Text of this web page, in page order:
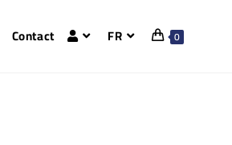
Contact FR 0